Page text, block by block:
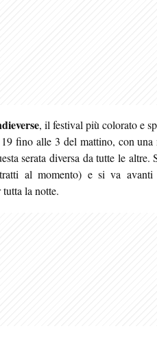
, il festival più colorato e
fino alle 3 del mattino, con una
serata diversa da tutte le altre.
al momento) e si va avanti
la notte.